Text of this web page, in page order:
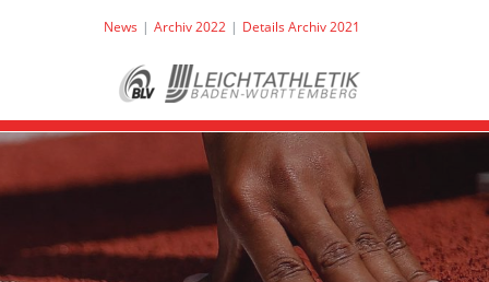
News Archiv 2022 Details Archiv 2021